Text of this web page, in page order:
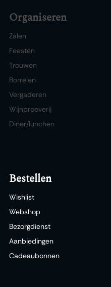
Organiseren
Zalen
Feesten
Trouwen
Borrelen
Vergaderen
Wijnproeverij
Diner/lunchen
Bestellen
Wishlist
Webshop
Bezorgdienst
Aanbiedingen
Cadeaubonnen